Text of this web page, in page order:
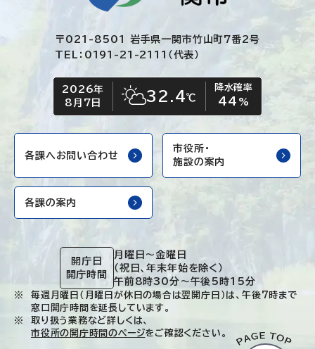
〒021-8501 岩手県一関市竹山町7番2号
TEL：0191-21-2111（代表）
今日の日付
2026年
8月7日
今日の天気
晴れ時々くもり
32.4℃
降水確率
44 %
各課へお問い合わせ
市役所・
施設の案内
各課の案内
開庁日
開庁時間
月曜日～金曜日
（祝日、年末年始を除く）
午前8時30分～午後5時15分
毎週月曜日（月曜日が休日の場合は翌開庁日）は、午後7時まで
窓口開庁時間を延長しています。
取り扱う業務など詳しくは、
市役所の開庁時間のページをご確認ください。